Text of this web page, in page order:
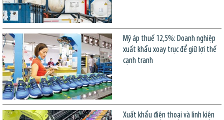
Mỹ áp thuế 12,5%: Doanh nghiệp
xuất khẩu xoay trục để giữ lợi thế
cạnh tranh
Xuất khẩu điện thoại và linh kiện